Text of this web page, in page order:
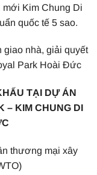
mới Kim Chung Di
quốc tế 5 sao.
giao nhà, giải quyết
Park Hoài Đức
TẠI DỰ ÁN
– KIM CHUNG DI
thương mại xây